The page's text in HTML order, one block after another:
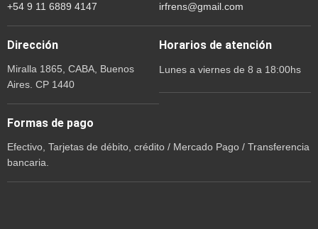
+54 9 11 6889 4147 irfrens@gmail.com
Dirección
Miralla 1865, CABA, Buenos
Aires. CP 1440
Horarios de atención
Lunes a viernes de 8 a 18:00hs
Formas de pago
Efectivo, Tarjetas de débito, crédito / Mercado Pago / Transferencia
bancaria.